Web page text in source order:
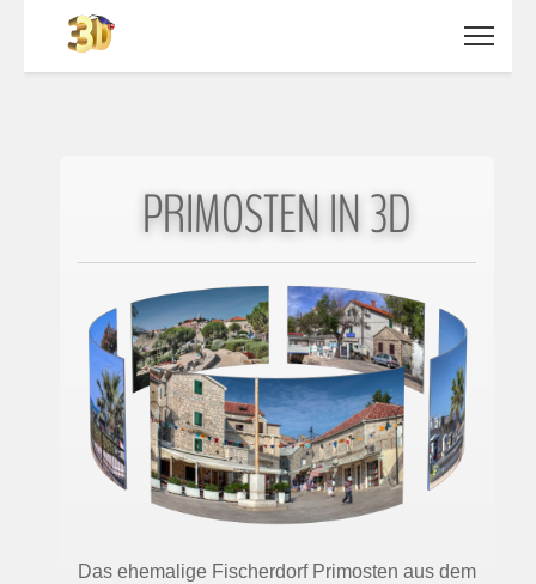
PRIMOSTEN IN 3D
Das ehemalige Fischerdorf Primosten aus dem